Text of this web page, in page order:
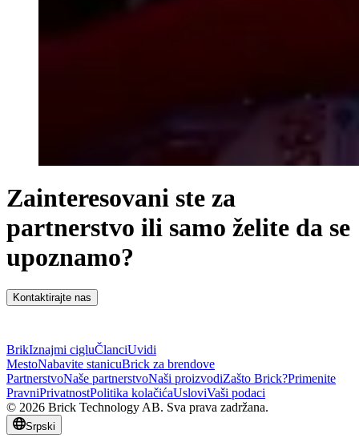
Zainteresovani ste za
partnerstvo ili samo želite da se
upoznamo?
Kontaktirajte nas
BrikIznajmi cigluČlanciUvidi
MestoNabavite stanicuBrick za brendove
PartnerstvoNaše partnerstvoNaši proizvodiZašto Brick?Primenite
PravniPrivatnostPolitika kolačićaUsloviVaši podaci
© 2026 Brick Technology AB. Sva prava zadržana.
Srpski